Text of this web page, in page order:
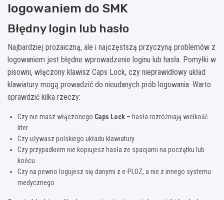
logowaniem do SMK
Błędny login lub hasło
Najbardziej prozaiczną, ale i najczęstszą przyczyną problemów z
logowaniem jest błędne wprowadzenie loginu lub hasła. Pomyłki w
pisowni, włączony klawisz Caps Lock, czy nieprawidłowy układ
klawiatury mogą prowadzić do nieudanych prób logowania. Warto
sprawdzić kilka rzeczy:
Czy nie masz włączonego Caps Lock – hasła rozróżniają wielkość
liter
Czy używasz polskiego układu klawiatury
Czy przypadkiem nie kopiujesz hasła ze spacjami na początku lub
końcu
Czy na pewno logujesz się danymi z e-PLOZ, a nie z innego systemu
medycznego